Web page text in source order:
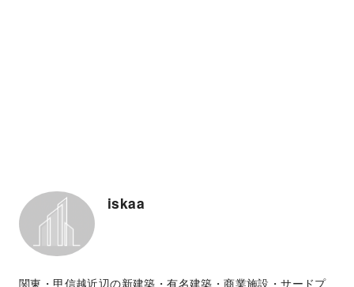
iskaa
関東・甲信越近辺の新建築・有名建築・商業施設・サードプ